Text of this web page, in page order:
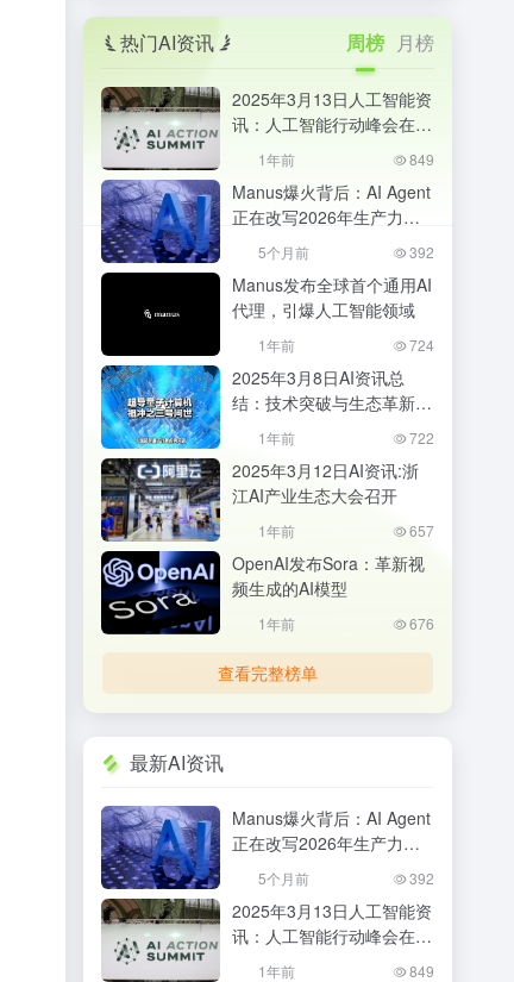
热门AI资讯 周榜 月榜
2025年3月13日人工智能资
讯：人工智能行动峰会在巴
黎成功举办
1年前 849
Manus爆火背后：AI Agent
正在改写2026年生产力格
局，普通人该如何抓住机
5个月前 392
Manus发布全球首个通用AI
代理，引爆人工智能领域
1年前 724
2025年3月8日AI资讯总
结：技术突破与生态革新并
1年前 722
2025年3月12日AI资讯:浙
江AI产业生态大会召开
1年前 657
OpenAI发布Sora：革新视
频生成的AI模型
1年前 676
查看完整榜单
最新AI资讯
Manus爆火背后：AI Agent
正在改写2026年生产力格
局，普通人该如何抓住机
5个月前 392
2025年3月13日人工智能资
讯：人工智能行动峰会在巴
黎成功举办
1年前 849